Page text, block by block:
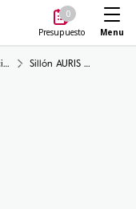
0
Presupuesto Menu
Sillones paciente Sillón AURIS 2M